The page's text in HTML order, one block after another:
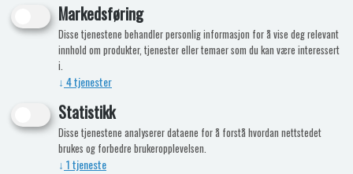
Markedsføring
Disse tjenestene behandler personlig informasjon for å vise deg relevant
innhold om produkter, tjenester eller temaer som du kan være interessert
i.
↓ 4tjenester
Statistikk
Disse tjenestene analyserer dataene for å forstå hvordan nettstedet
brukes og forbedre brukeropplevelsen.
↓ 1tjeneste